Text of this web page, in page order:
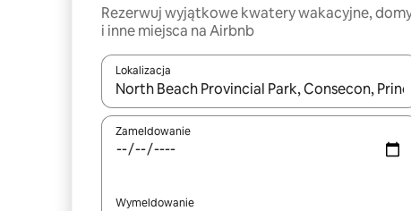
Rezerwuj wyjątkowe kwatery wakacyjne,
i inne miejsca na Airbnb
Lokalizacja
Gdy wyniki będą dostępne, możesz poruszać się
Zameldowanie
Wymeldowanie